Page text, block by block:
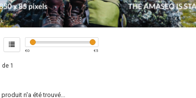
€0 €5
de 1
n'a été trouvé...